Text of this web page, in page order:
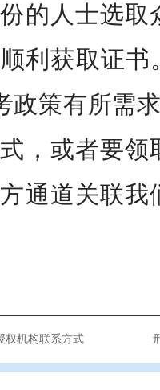
的人士选取
利获取证书
政策有所需
，或者要领
通道关联我
权机构联系方式